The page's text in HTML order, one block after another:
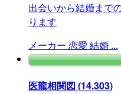
出会いから結婚まで
ります
メーカー 恋愛 結婚 ...
医龍相関図 (14,303)